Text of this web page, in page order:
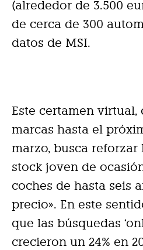
(alrededor de 3.500
de cerca de 300
datos de MSI.
Este certamen virtual,
marcas hasta el
marzo, busca
stock joven de
coches de hasta seis
precio». En este
que las búsquedas
crecieron un 24% en